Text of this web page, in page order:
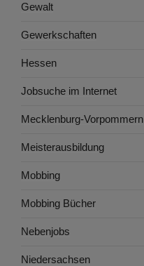
Gewalt
Gewerkschaften
Hessen
Jobsuche im Internet
Mecklenburg-Vorpommern
Meisterausbildung
Mobbing
Mobbing Bücher
Nebenjobs
Niedersachsen